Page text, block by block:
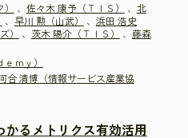
、 佐々木 康予（ＴＩＳ） 、 北
、 早川 勲（山武） 、 浜田 浩史
）
、 茨木 陽介（ＴＩＳ） 、 藤森
ｍｙ）
合 清博（情報サービス産業協
かるメトリクス有効活用